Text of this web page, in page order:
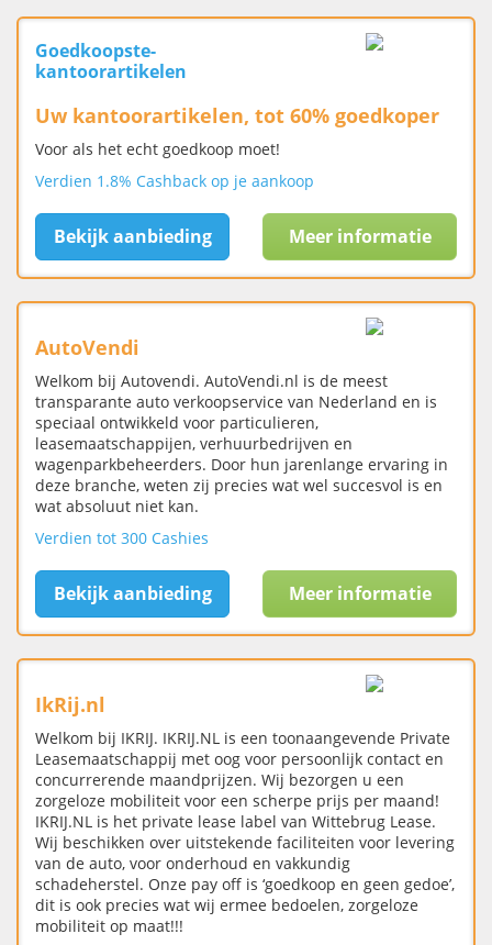
Goedkoopste-
kantoorartikelen
Uw kantoorartikelen, tot 60% goedkoper
Voor als het echt goedkoop moet!
Verdien 1.8% Cashback op je aankoop
Bekijk aanbieding Meer informatie
AutoVendi
Welkom bij Autovendi. AutoVendi.nl is de meest
transparante auto verkoopservice van Nederland en is
speciaal ontwikkeld voor particulieren,
leasemaatschappijen, verhuurbedrijven en
wagenparkbeheerders. Door hun jarenlange ervaring in
deze branche, weten zij precies wat wel succesvol is en
wat absoluut niet kan.
Verdien tot 300 Cashies
Bekijk aanbieding Meer informatie
IkRij.nl
Welkom bij IKRIJ. IKRIJ.NL is een toonaangevende Private
Leasemaatschappij met oog voor persoonlijk contact en
concurrerende maandprijzen. Wij bezorgen u een
zorgeloze mobiliteit voor een scherpe prijs per maand!
IKRIJ.NL is het private lease label van Wittebrug Lease.
Wij beschikken over uitstekende faciliteiten voor levering
van de auto, voor onderhoud en vakkundig
schadeherstel. Onze pay off is ‘goedkoop en geen gedoe’,
dit is ook precies wat wij ermee bedoelen, zorgeloze
mobiliteit op maat!!!